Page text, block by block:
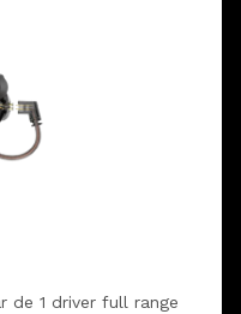
de 1 driver full range